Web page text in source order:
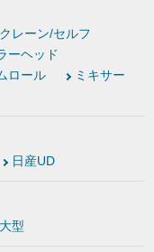
クレーン/セルフ
ーヘッド
ロール
ミキサー
日産UD
大型